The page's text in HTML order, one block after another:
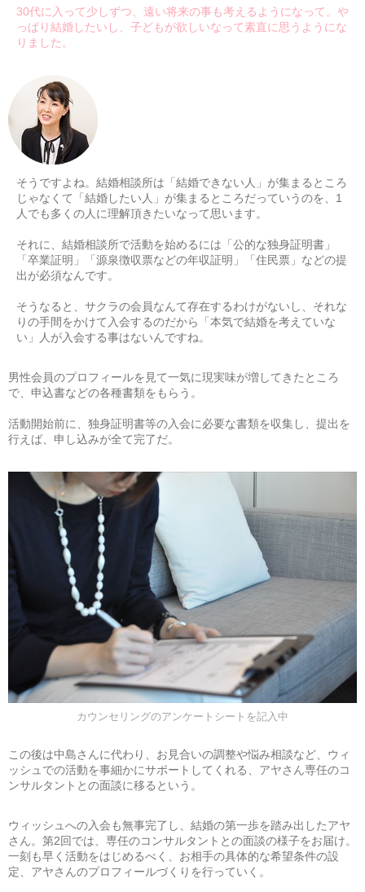
30代に入って少しずつ、遠い将来の事も考えるようになって。や
っぱり結婚したいし、子どもが欲しいなって素直に思うようにな
りました。
そうですよね。結婚相談所は「結婚できない人」が集まるところ
じゃなくて「結婚したい人」が集まるところだっていうのを、1
人でも多くの人に理解頂きたいなって思います。
それに、結婚相談所で活動を始めるには「公的な独身証明書」
「卒業証明」「源泉徴収票などの年収証明」「住民票」などの提
出が必須なんです。
そうなると、サクラの会員なんて存在するわけがないし、それな
りの手間をかけて入会するのだから「本気で結婚を考えていな
い」人が入会する事はないんですね。
男性会員のプロフィールを見て一気に現実味が増してきたところ
で、申込書などの各種書類をもらう。
活動開始前に、独身証明書等の入会に必要な書類を収集し、提出を
行えば、申し込みが全て完了だ。
カウンセリングのアンケートシートを記入中
この後は中島さんに代わり、お見合いの調整や悩み相談など、ウィ
ッシュでの活動を事細かにサポートしてくれる、アヤさん専任のコ
ンサルタントとの面談に移るという。
ウィッシュへの入会も無事完了し、結婚の第一歩を踏み出したアヤ
さん。第2回では、専任のコンサルタントとの面談の様子をお届け。
一刻も早く活動をはじめるべく、お相手の具体的な希望条件の設
定、アヤさんのプロフィールづくりを行っていく。